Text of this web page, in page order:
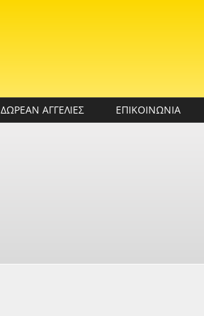
ΔΩΡΕΑΝ ΑΓΓΕΛΙΕΣ ΕΠΙΚΟΙΝΩΝΙΑ